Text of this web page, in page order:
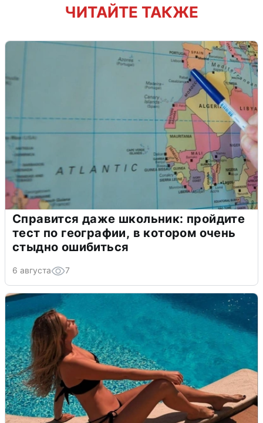
ЧИТАЙТЕ ТАКЖЕ
Справится даже школьник: пройдите
тест по географии, в котором очень
стыдно ошибиться
6 августа 7